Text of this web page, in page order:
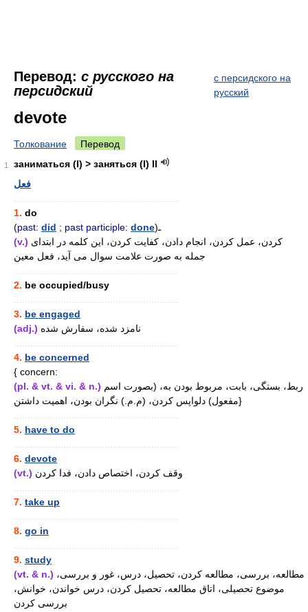
Перевод: с русского на
персидский
с персидского на
русский
devote
Толкование Перевод
1
заниматься (I) > заняться (I) II
فعل
1. do
(past: did ; past participle: done )ـ
(v.)
جمله به صورت علامت سوال می آید، فعل معین
2. be occupied/busy
3. be engaged
(adj.) نامزد شده، سفارش شده
4. be concerned
{ concern:
(pl. & vt. & vi. & n.)
مفعول) دلواپس کردن، (م.م.) نگران بودن، اهمیت داشتن}
5. have to do
6. devote
(vt.) وقف کردن، اختصاص دادن، فدا کردن
7. take up
8. go in
9. study
(vt. & n.)
موضوع تحصیلی، اتاق مطالعه، تحصیل کردن، درس خواندن، خوانش،
بررسی کردن